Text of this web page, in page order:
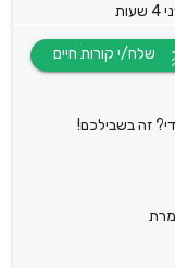
זה בשבילכם!